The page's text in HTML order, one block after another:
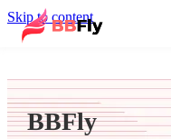
Skip to content
BBFly